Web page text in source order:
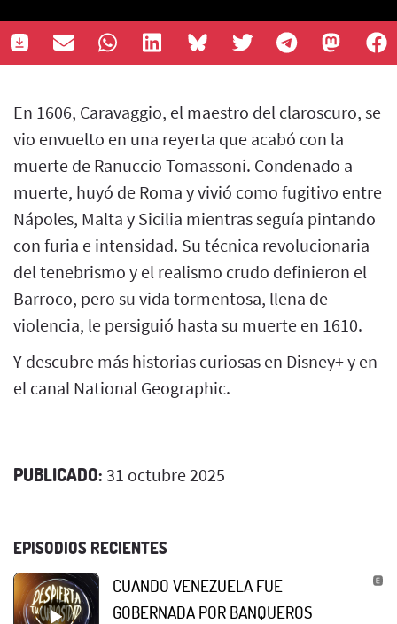
En 1606, Caravaggio, el maestro del claroscuro, se
vio envuelto en una reyerta que acabó con la
muerte de Ranuccio Tomassoni. Condenado a
muerte, huyó de Roma y vivió como fugitivo entre
Nápoles, Malta y Sicilia mientras seguía pintando
con furia e intensidad. Su técnica revolucionaria
del tenebrismo y el realismo crudo definieron el
Barroco, pero su vida tormentosa, llena de
violencia, le persiguió hasta su muerte en 1610.
Y descubre más historias curiosas en Disney+ y en
el canal National Geographic.
PUBLICADO: 31 octubre 2025
EPISODIOS RECIENTES
CUANDO VENEZUELA FUE
GOBERNADA POR BANQUEROS